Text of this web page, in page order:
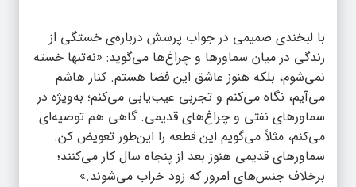
با لبخندی صمیمی در جواب پرسش درباره‌ی خستگی از
زندگی در میان سماورها و چراغ‌ها می‌گوید: «نه‌تنها خسته
نمی‌شوم، بلکه هنوز عاشق این فضا هستم. کنار هاشم
می‌آیم، نگاه می‌کنم و تجربی عیب‌یابی می‌کنم؛ به‌ویژه در
سماورهای نفتی و چراغ‌های قدیمی. گاهی هم توصیه‌ای
می‌کنم، مثلاً می‌گویم این قطعه را این‌طور تعویض کن.
سماورهای قدیمی هنوز بعد از پنجاه سال کار می‌کنند؛
برخلاف جنس‌های امروز که زود خراب می‌شوند.»